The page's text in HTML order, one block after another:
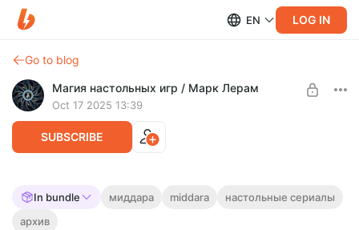
EN LOG IN
Go to blog
Магия настольных игр / Марк Лерам
Oct 17 2025 13:39
SUBSCRIBE
Откровенно о Миддаре и коллекция
всех материалов по игре
In bundle миддара middara
настольные сериалы
архив